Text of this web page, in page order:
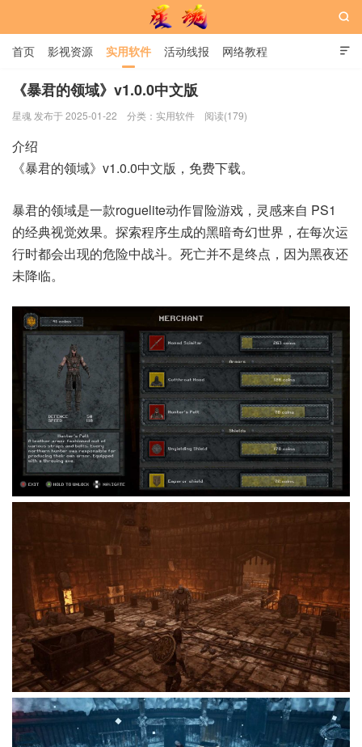

首页 影视资源 实用软件 活动线报 网络教程
用户中心 书籍 娱乐

《暴君的领域》v1.0.0中文版
星魂 发布于 2025-01-22 分类： 实用软件 阅读(179)
介绍
《暴君的领域》v1.0.0中文版，免费下载。
暴君的领域是一款roguelite动作冒险游戏，灵感来自 PS1
的经典视觉效果。探索程序生成的黑暗奇幻世界，在每次运
行时都会出现的危险中战斗。死亡并不是终点，因为黑夜还
未降临。